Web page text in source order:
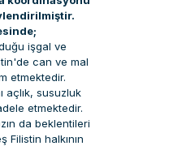
işgal ve
can ve mal
etmektedir.
açlık, susuzluk
etmektedir.
da beklentileri
halkının